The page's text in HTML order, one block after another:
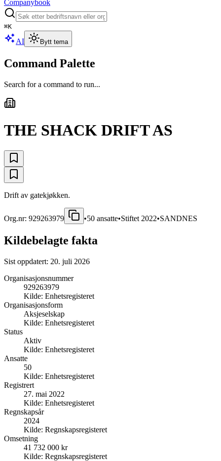
Companybook
⌘K
AI Bytt tema
Command Palette
Search for a command to run...
THE SHACK DRIFT AS
Drift av gatekjøkken.
Org.nr: 929263979 •50 ansatte•Stiftet 2022•SANDNES
Kildebelagte fakta
Sist oppdatert: 20. juli 2026
Organisasjonsnummer
929263979
Kilde: Enhetsregisteret
Organisasjonsform
Aksjeselskap
Kilde: Enhetsregisteret
Status
Aktiv
Kilde: Enhetsregisteret
Ansatte
50
Kilde: Enhetsregisteret
Registrert
27. mai 2022
Kilde: Enhetsregisteret
Regnskapsår
2024
Kilde: Regnskapsregisteret
Omsetning
41 732 000 kr
Kilde: Regnskapsregisteret